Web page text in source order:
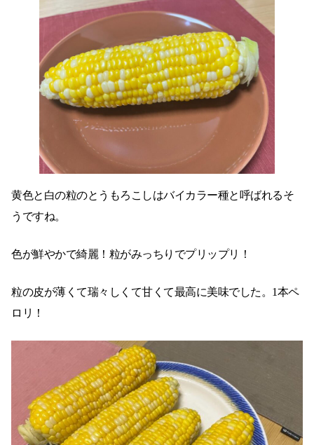
黄色と白の粒のとうもろこしはバイカラー種と呼ばれるそ
うですね。
色が鮮やかで綺麗！粒がみっちりでプリップリ！
粒の皮が薄くて瑞々しくて甘くて最高に美味でした。1本ペ
ロリ！